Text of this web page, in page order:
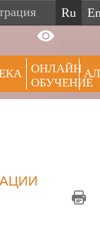
ru
ОНЛАЙН
ОБУЧЕНИЕ